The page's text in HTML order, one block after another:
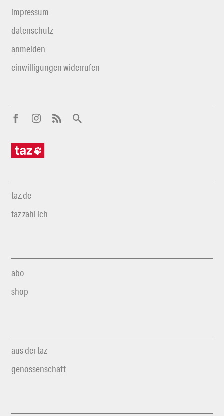
impressum
datenschutz
anmelden
einwilligungen widerrufen
taz.de
taz zahl ich
abo
shop
aus der taz
genossenschaft